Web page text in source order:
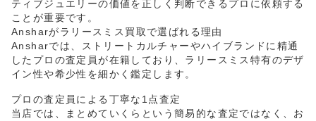
ティブジュエリーの価値を正しく判断できるプロに依頼する
ことが重要です。
Ansharがラリースミス買取で選ばれる理由
Ansharでは、ストリートカルチャーやハイブランドに精通
したプロの査定員が在籍しており、ラリースミス特有のデザ
イン性や希少性を細かく鑑定します。
プロの査定員による丁寧な1点査定
当店では、まとめていくらという簡易的な査定ではなく、お